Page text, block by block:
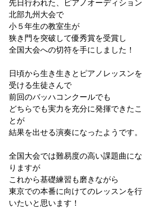
先日行われた、ピアノオーディション
北部九州大会で
小５年生の教室生が
狭き門を突破して優秀賞を受賞し
全国大会への切符を手にしました！
日頃から生き生きとピアノレッスンを
受ける生徒さんで
前回のバッハコンクールでも
どちらでも実力を充分に発揮できたこ
とが
結果を出せる演奏になったようです。
全国大会では難易度の高い課題曲にな
りますが
これから基礎練習も磨きながら
東京での本番に向けてのレッスンを行
いたいと思います！